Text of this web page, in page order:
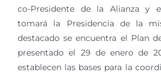
co-Presidente de la Alianza y
tomará la Presidencia de la
destacado se encuentra el Plan
presentado el 29 de enero de
establecen las bases para la